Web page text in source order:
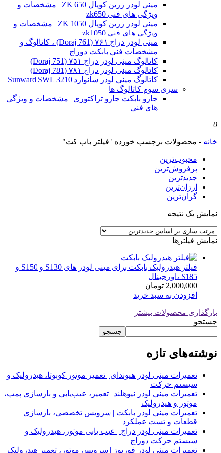
مینی لودر زرین کوپال ZK 650 | مشخصات و
ویژگی های فنی zk650
مینی لودر زرین کوپال ZK 1050 | مشخصات و
ویژگی های فنی zk1050
مینی لودر دراج ۷۶۱ (Doraj 761) ، کاتالوگ و
مشخصات فنی بابکت دوراج
کاتالوگ مینی لودر دراج ۷۵۱ (Doraj 751)
کاتالوگ مینی لودر دراج ۷۸۱ (Doraj 781)
کاتالوگ مینی لودر سانوارد Sunward SWL 3210
سری سوم کاتالوگ ها
جارو بابکت جارو تراکتوری | مشخصات و ویژگی
های فنی
0
خانه - محصولات برچسب خورده "فیلتر باب کت"
محبوب‌ترین
پرفروش‌ترین
جدیدترین
ارزان‌ترین
گران‌ترین
نمایش یک نتیجه
نمایش فیلترها
فیلتر هیدرولیک بابکت برای مینی لودر های S130 و S150 و
S185 ،اورجینال
2,000,000 تومان
افزودن به سبد خرید
بارگذاری محصولات بیشتر
جستجو
جستجو
نوشته‌های تازه
تعمیرات مینی لودر هیوندای | تعمیر موتور کوبوتا، هیدرولیک و
سیستم حرکت
تعمیرات مینی لودر نیوهلند | تعمیر، عیب‌یابی و بازسازی پمپ،
موتور و هیدرولیک
تعمیرات مینی لودر بابکت | سرویس تخصصی، بازسازی
قطعات و تست عملکرد
تعمیرات مینی لودر دراج | عیب یابی موتور، هیدرولیک و
سیستم حرکت دوراج
تعمیرات مینی لودر فوریوز | سرویس موتور، تعمیر هیدرولیک